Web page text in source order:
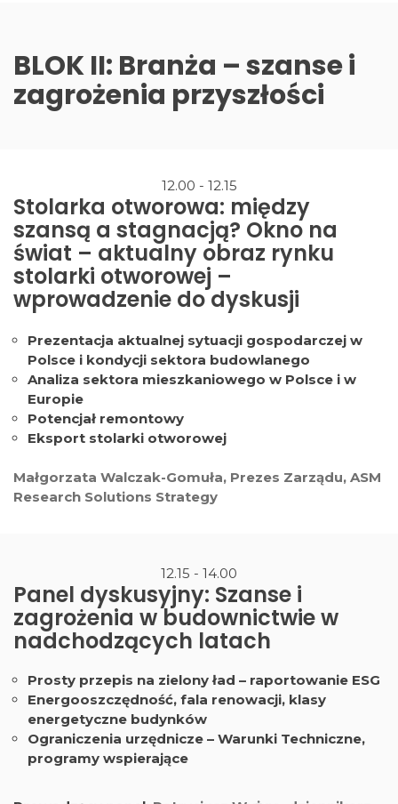
BLOK II: Branża – szanse i
zagrożenia przyszłości
12.00 - 12.15
Stolarka otworowa: między
szansą a stagnacją? Okno na
świat – aktualny obraz rynku
stolarki otworowej –
wprowadzenie do dyskusji
Prezentacja aktualnej sytuacji gospodarczej w
Polsce i kondycji sektora budowlanego
Analiza sektora mieszkaniowego w Polsce i w
Europie
Potencjał remontowy
Eksport stolarki otworowej
Małgorzata Walczak-Gomuła, Prezes Zarządu, ASM
Research Solutions Strategy
12.15 - 14.00
Panel dyskusyjny: Szanse i
zagrożenia w budownictwie w
nadchodzących latach
Prosty przepis na zielony ład – raportowanie ESG
Energooszczędność, fala renowacji, klasy
energetyczne budynków
Ograniczenia urzędnicze – Warunki Techniczne,
programy wspierające